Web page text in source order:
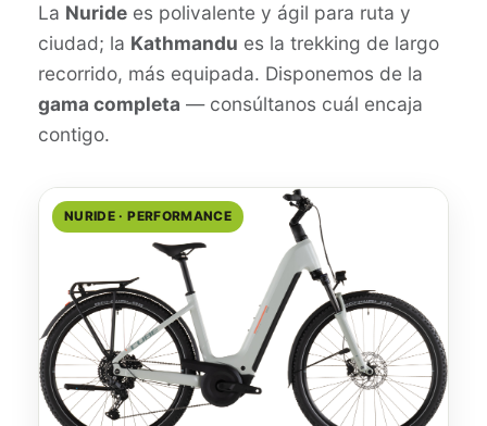
La Nuride es polivalente y ágil para ruta y
ciudad; la Kathmandu es la trekking de largo
recorrido, más equipada. Disponemos de la
gama completa — consúltanos cuál encaja
contigo.
NURIDE · PERFORMANCE